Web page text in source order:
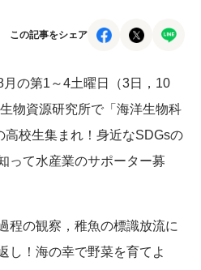
この記事をシェア
の第1～4土曜日（3日，10
物資源研究所で「海洋生物科
校生集まれ！身近なSDGsの
って水産業のサポーター募
程の観察，稚魚の標識放流に
し！海の幸で野菜を育てよ